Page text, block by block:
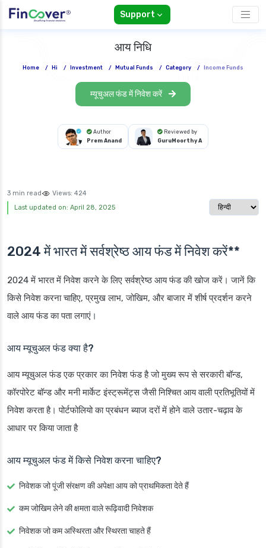
Support
आय निधि
Home / Hi / Investment / Mutual Funds / Category / Income Funds
म्यूचुअल फंड में निवेश करें
Author
Prem Anand
Reviewed by
GuruMoorthy A
3 min read Views: 424
Last updated on: April 28, 2025
Select
2024 में भारत में सर्वश्रेष्ठ आय फंड में निवेश करें**
2024 में भारत में निवेश करने के लिए सर्वश्रेष्ठ आय फंड की खोज करें। जानें कि
किसे निवेश करना चाहिए, प्रमुख लाभ, जोखिम, और बाजार में शीर्ष प्रदर्शन करने
वाले आय फंड का पता लगाएं।
आय म्यूचुअल फंड क्या है?
आय म्यूचुअल फंड एक प्रकार का निवेश फंड है जो मुख्य रूप से सरकारी बॉन्ड,
कॉरपोरेट बॉन्ड और मनी मार्केट इंस्ट्रूमेंट्स जैसी निश्चित आय वाली प्रतिभूतियों में
निवेश करता है। पोर्टफोलियो का प्रबंधन ब्याज दरों में होने वाले उतार-चढ़ाव के
आधार पर किया जाता है
आय म्यूचुअल फंड में किसे निवेश करना चाहिए?
निवेशक जो पूंजी संरक्षण की अपेक्षा आय को प्राथमिकता देते हैं
कम जोखिम लेने की क्षमता वाले रूढ़िवादी निवेशक
निवेशक जो कम अस्थिरता और स्थिरता चाहते हैं